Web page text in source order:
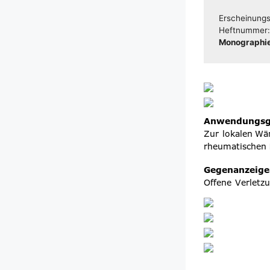
Heft­num­mer: